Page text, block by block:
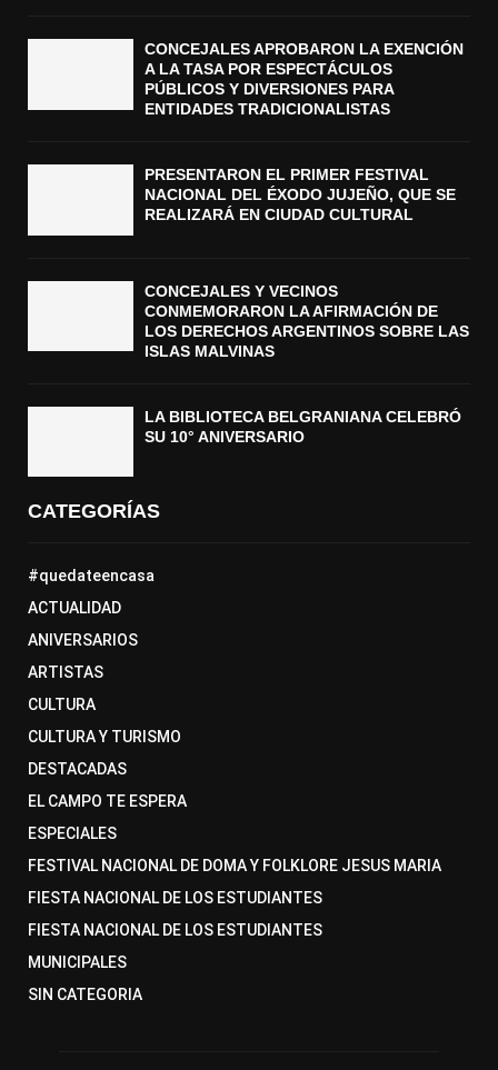
CONCEJALES APROBARON LA EXENCIÓN
A LA TASA POR ESPECTÁCULOS
PÚBLICOS Y DIVERSIONES PARA
ENTIDADES TRADICIONALISTAS
PRESENTARON EL PRIMER FESTIVAL
NACIONAL DEL ÉXODO JUJEÑO, QUE SE
REALIZARÁ EN CIUDAD CULTURAL
CONCEJALES Y VECINOS
CONMEMORARON LA AFIRMACIÓN DE
LOS DERECHOS ARGENTINOS SOBRE LAS
ISLAS MALVINAS
LA BIBLIOTECA BELGRANIANA CELEBRÓ
SU 10° ANIVERSARIO
CATEGORÍAS
#quedateencasa
ACTUALIDAD
ANIVERSARIOS
ARTISTAS
CULTURA
CULTURA Y TURISMO
DESTACADAS
EL CAMPO TE ESPERA
ESPECIALES
FESTIVAL NACIONAL DE DOMA Y FOLKLORE JESUS MARIA
FIESTA NACIONAL DE LOS ESTUDIANTES
FIESTA NACIONAL DE LOS ESTUDIANTES
MUNICIPALES
SIN CATEGORIA